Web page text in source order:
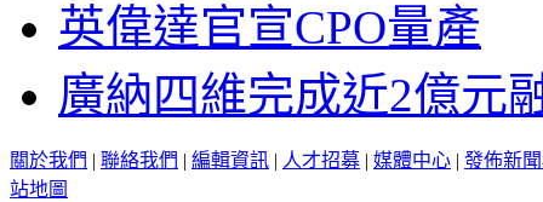
英偉達官宣CPO量產
廣納四維完成近2億元
關於我們 | 聯絡我們 | 編輯資訊 | 人才招募 | 媒體中心 | 發佈新
站地圖